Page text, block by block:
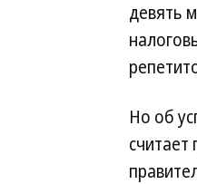
девять
Но об
считает